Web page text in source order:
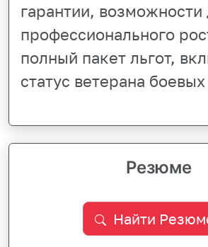
гарантии, возможности
профессионального
полный пакет льгот,
статус ветерана
Резюме
Найти